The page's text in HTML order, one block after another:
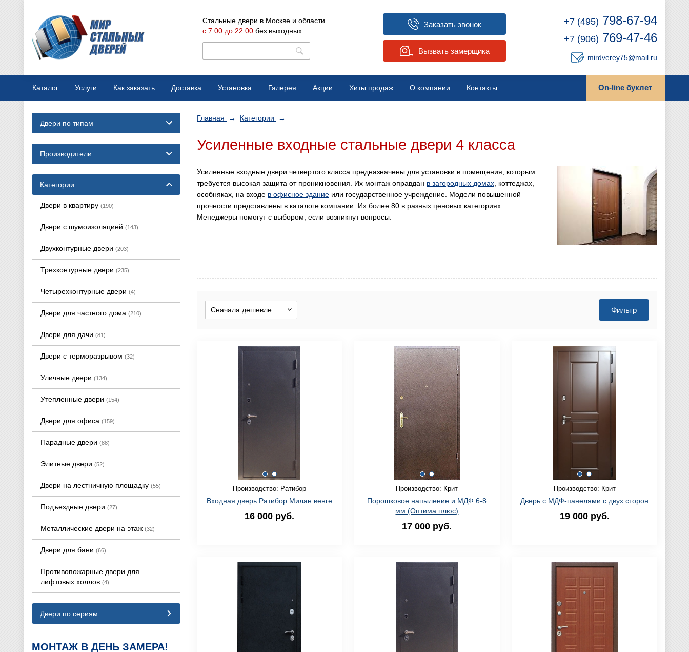
Стальные двери в Москве и области
с 7:00 до 22:00 без выходных
Заказать звонок
Вызвать замерщика
+7 (495) 798-67-94
+7 (906) 769-47-46
mirdverey75@mail.ru
Каталог Услуги
Производство дверей
Как заказать
Конструкции дверей
Доставка Установка Галерея Акции Хиты продаж О компании
Новости
Контакты On-line буклет
Главная → Категории →
Усиленные входные стальные двери 4 класса
Усиленные входные двери четвертого класса предназначены для установки в помещения, которым
требуется высокая защита от проникновения. Их монтаж оправдан в загородных домах , коттеджах,
особняках, на входе в офисное здание или государственное учреждение. Модели повышенной
прочности представлены в каталоге компании. Их более 80 в разных ценовых категориях.
Менеджеры помогут с выбором, если возникнут вопросы.
Фильтр
Хит продаж
Доставка двери БЕСПЛАТНО!
Производство: Ратибор
Входная дверь Ратибор Милан венге
16 000 руб.
Производство: Крит
Порошковое напыление и МДФ 6-8
мм (Оптима плюс)
17 000 руб.
Производство: Крит
Дверь с МДФ-панелями с двух сторон
19 000 руб.
Двери по типам
Производители
Категории
Двери в квартиру (190)
Двери с шумоизоляцией (143)
Двухконтурные двери (203)
Трехконтурные двери (235)
Четырехконтурные двери (4)
Двери для частного дома (210)
Двери для дачи (81)
Двери с терморазрывом (32)
Уличные двери (134)
Утепленные двери (154)
Двери для офиса (159)
Парадные двери (88)
Элитные двери (52)
Двери на лестничную площадку (55)
Подъездные двери (27)
Металлические двери на этаж (32)
Двери для бани (66)
Противопожарные двери для
лифтовых холлов (4)
Двери по сериям
МОНТАЖ В ДЕНЬ ЗАМЕРА!